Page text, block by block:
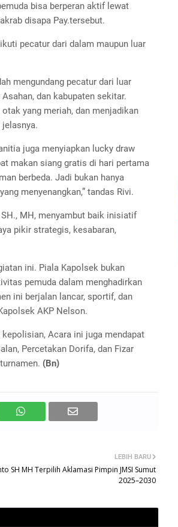
bisa berperan aktif lewat
disapa Pay.tersebut.
pecatur dari dalam maupun luar
mengundang pecatur dari luar
dan kabupaten sekitar.
yang meriah, dan menjadikan
juga menyiapkan lucky draw
makan siang gratis di hari pertama
berbeda. Jadi bukan hanya
menyenangkan,” tandas Rivi.
MH, menyambut baik inisiatif
pikir strategis, kesabaran,
ini. Piala Kapolsek bukan
pemuda dalam menghadirkan
ini berjalan lancar, sportif, dan
AKP Nelson.
Acara ini juga mendapat
Percetakan Dorifa, dan Fizar
(Bn)
LEBIH BARU
SH MH Terpilih Aklamasi Pimpin JMSI Sumut
2025–2030